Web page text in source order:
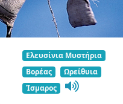
Ελευσίνια Μυστήρια
Βορέας
Ωρείθυια
Ίσμαρος